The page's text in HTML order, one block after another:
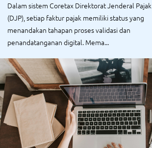
Dalam sistem Coretax Direktorat Jenderal Pajak
(DJP), setiap faktur pajak memiliki status yang
menandakan tahapan proses validasi dan
penandatanganan digital. Mema...